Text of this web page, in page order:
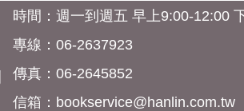
時間：週一到週五 早上9:00-12:00
專線：06-2637923
傳真：06-2645852
信箱： bookservice@hanlin.com.tw